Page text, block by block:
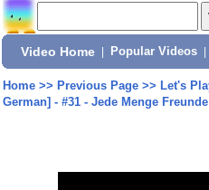
Video Home Popular Videos
Home>> Previous Page>> Let's
German] - #31 - Jede Menge Freunde